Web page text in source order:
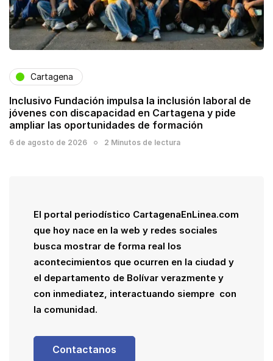
Cartagena
Inclusivo Fundación impulsa la inclusión laboral de
jóvenes con discapacidad en Cartagena y pide
ampliar las oportunidades de formación
6 de agosto de 2026 2 Minutos de lectura
El portal periodístico CartagenaEnLinea.com
que hoy nace en la web y redes sociales
busca mostrar de forma real los
acontecimientos que ocurren en la ciudad y
el departamento de Bolívar verazmente y
con inmediatez, interactuando siempre con
la comunidad.
Contactanos